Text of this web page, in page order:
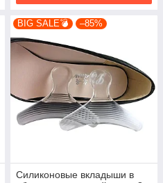
BIG SALE💣 –85%
Силиконовые вкладыши в